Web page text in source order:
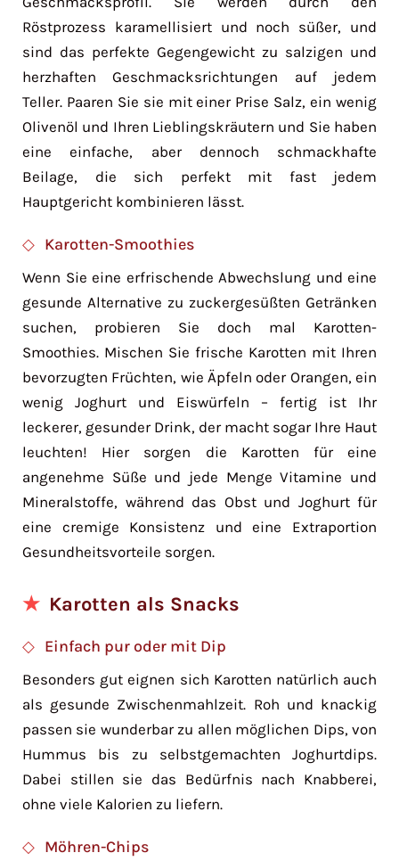
Röstprozess karamellisiert und noch süßer, und
sind das perfekte Gegengewicht zu salzigen und
herzhaften Geschmacksrichtungen auf jedem
Teller. Paaren Sie sie mit einer Prise Salz, ein wenig
Olivenöl und Ihren Lieblingskräutern und Sie haben
eine einfache, aber dennoch schmackhafte
Beilage, die sich perfekt mit fast jedem
Hauptgericht kombinieren lässt.
Karotten-Smoothies
Wenn Sie eine erfrischende Abwechslung und eine
gesunde Alternative zu zuckergesüßten Getränken
suchen, probieren Sie doch mal Karotten-
Smoothies. Mischen Sie frische Karotten mit Ihren
bevorzugten Früchten, wie Äpfeln oder Orangen, ein
wenig Joghurt und Eiswürfeln – fertig ist Ihr
leckerer, gesunder Drink, der macht sogar Ihre Haut
leuchten! Hier sorgen die Karotten für eine
angenehme Süße und jede Menge Vitamine und
Mineralstoffe, während das Obst und Joghurt für
eine cremige Konsistenz und eine Extraportion
Gesundheitsvorteile sorgen.
Karotten als Snacks
Einfach pur oder mit Dip
Besonders gut eignen sich Karotten natürlich auch
als gesunde Zwischenmahlzeit. Roh und knackig
passen sie wunderbar zu allen möglichen Dips, von
Hummus bis zu selbstgemachten Joghurtdips.
Dabei stillen sie das Bedürfnis nach Knabberei,
ohne viele Kalorien zu liefern.
Möhren-Chips